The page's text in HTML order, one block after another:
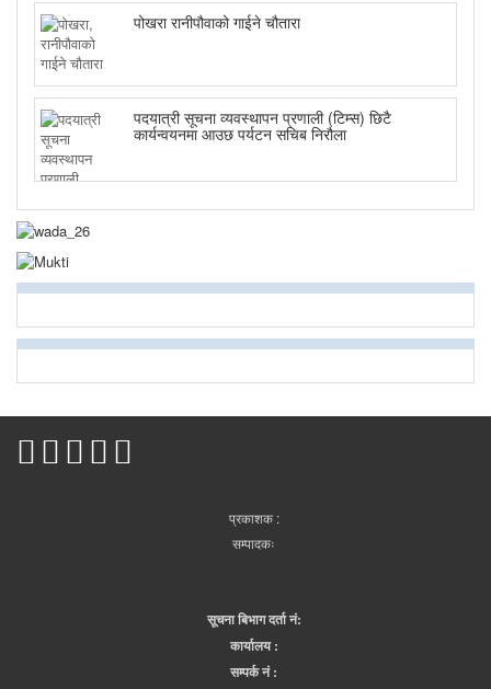
पोखरा रानीपौवाको गाईने चौतारा
पदयात्री सूचना व्यवस्थापन प्रणाली (टिम्स) छिटै
कार्यन्वयनमा आउछ पर्यटन सचिब निरौला
प्रकाशक :
सम्पादकः
सूचना बिभाग दर्ता नं:
कार्यालय :
सम्पर्क नं :